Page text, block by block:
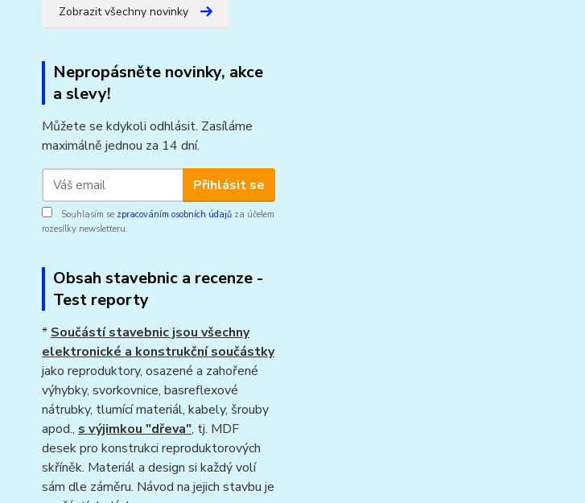
Zobrazit všechny novinky
Nepropásněte novinky, akce
a slevy!
Můžete se kdykoli odhlásit. Zasíláme
maximálně jednou za 14 dní.
Přihlásit se
Souhlasím se zpracováním osobních údajů za účelem
rozesílky newsletteru.
Obsah stavebnic a recenze -
Test reporty
* Součástí stavebnic jsou všechny
elektronické a konstrukční součástky
jako reproduktory, osazené a zahořené
výhybky, svorkovnice, basreflexové
nátrubky, tlumící materiál, kabely, šrouby
apod., s výjimkou "dřeva", tj. MDF
desek pro konstrukci reproduktorových
skříněk. Materiál a design si každý volí
sám dle záměru. Návod na jejich stavbu je